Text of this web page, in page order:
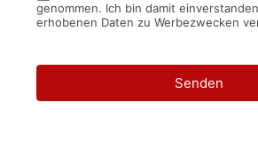
genommen. Ich bin damit
erhobenen Daten zu Werbezwecken
Senden